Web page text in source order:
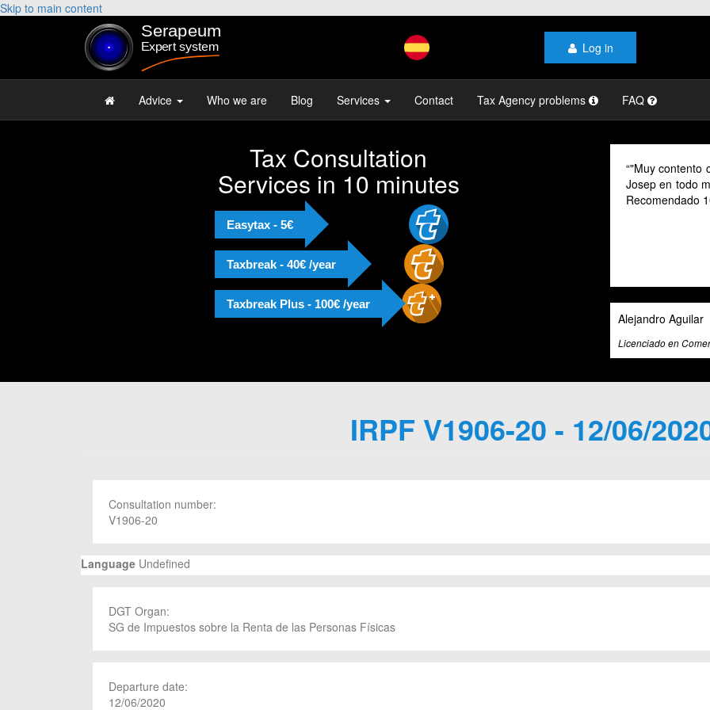
Skip to main content
Log in
Advice Who we are Blog Services Contact Tax Agency problems FAQ
Tax Consultation
Services in 10 minutes
Easytax - 5€
Taxbreak - 40€ /year
Taxbreak Plus - 100€ /year
"Muy contento con el
Josep en todo momento, mi
Recomendado 100% "
Alejandro Aguilar
Licenciado en Comercio Internacional
IRPF V1906-20 - 12/06/
Consultation number:
V1906-20
Language Undefined
DGT Organ:
SG de Impuestos sobre la Renta de las Personas Físicas
Departure date:
12/06/2020